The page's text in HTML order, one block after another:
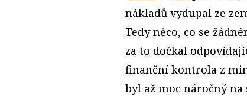
nákladů vydupal ze
Tedy něco, co se
za to dočkal
finanční kontrola z
byl až moc náročný na